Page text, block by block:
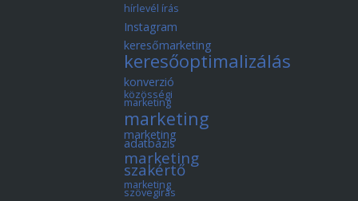
hírlevél írás
Instagram
keresőmarketing
keresőoptimalizálás
konverzió
közösségi
marketing
marketing
marketing
adatbázis
marketing
szakértő
marketing
szövegírás